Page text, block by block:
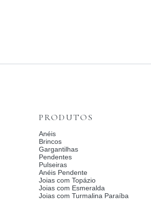
PRODUTOS
Anéis
Brincos
Gargantilhas
Pendentes
Pulseiras
Anéis Pendente
Joias com Topázio
Joias com Esmeralda
Joias com Turmalina Paraíba